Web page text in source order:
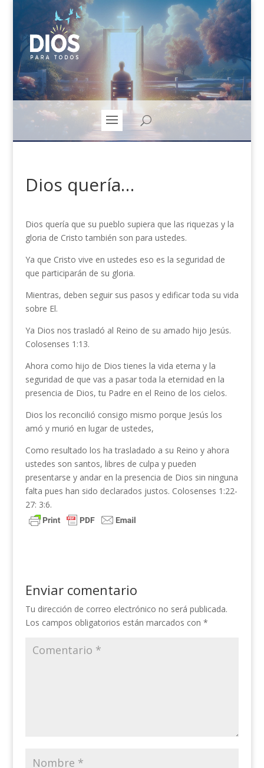
Dios quería…
Dios quería que su pueblo supiera que las riquezas y la
gloria de Cristo también son para ustedes.
Ya que Cristo vive en ustedes eso es la seguridad de
que participarán de su gloria.
Mientras, deben seguir sus pasos y edificar toda su vida
sobre El.
Ya Dios nos trasladó al Reino de su amado hijo Jesús.
Colosenses 1:13.
Ahora como hijo de Dios tienes la vida eterna y la
seguridad de que vas a pasar toda la eternidad en la
presencia de Dios, tu Padre en el Reino de los cielos.
Dios los reconcilió consigo mismo porque Jesús los
amó y murió en lugar de ustedes,
Como resultado los ha trasladado a su Reino y ahora
ustedes son santos, libres de culpa y pueden
presentarse y andar en la presencia de Dios sin ninguna
falta pues han sido declarados justos. Colosenses 1:22-
27: 3:6.
Enviar comentario
Tu dirección de correo electrónico no será publicada.
Los campos obligatorios están marcados con *